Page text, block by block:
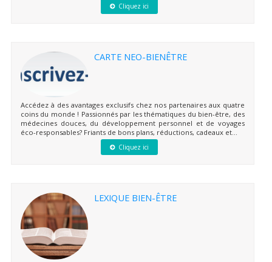
Cliquez ici
CARTE NEO-BIENÊTRE
Accédez à des avantages exclusifs chez nos partenaires aux quatre
coins du monde ! Passionnés par les thématiques du bien-être, des
médecines douces, du développement personnel et de voyages
éco-responsables? Friants de bons plans, réductions, cadeaux et...
Cliquez ici
LEXIQUE BIEN-ÊTRE